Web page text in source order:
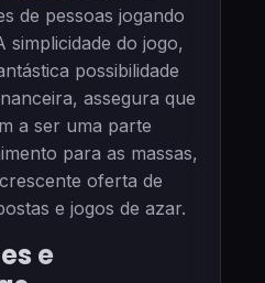
de pessoas jogando
simplicidade do jogo,
possibilidade
assegura que
a ser uma parte
para as massas,
oferta de
e jogos de azar.
e